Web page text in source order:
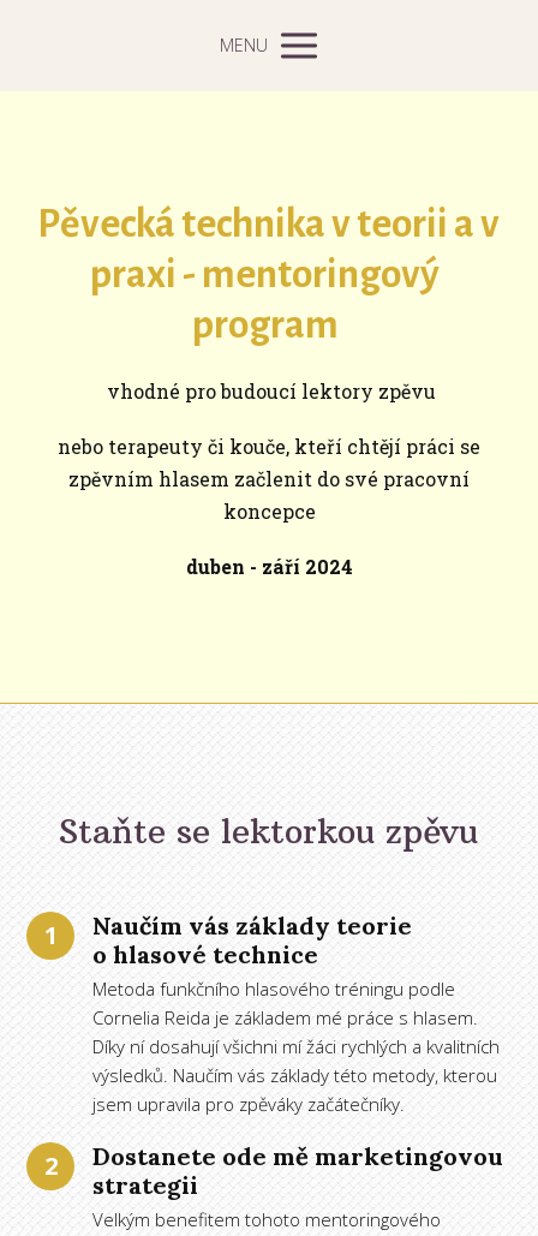
MENU
Pěvecká technika v teorii a v
praxi - mentoringový
program
vhodné pro budoucí lektory zpěvu
nebo terapeuty či kouče, kteří chtějí práci se
zpěvním hlasem začlenit do své pracovní
koncepce
duben - září 2024
Staňte se lektorkou zpěvu
1
Naučím vás základy teorie
o hlasové technice
Metoda funkčního hlasového tréningu podle
Cornelia Reida je základem mé práce s hlasem.
Díky ní dosahují všichni mí žáci rychlých a kvalitních
výsledků. Naučím vás základy této metody, kterou
jsem upravila pro zpěváky začátečníky.
2
Dostanete ode mě marketingovou
strategii
Velkým benefitem tohoto mentoringového